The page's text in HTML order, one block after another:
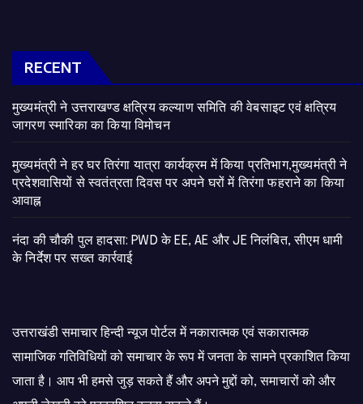
RECENT
मुख्यमंत्री ने उत्तराखण्ड क्षत्रिय कल्याण समिति की वेबसाइट एवं क्षत्रिय
जागरण स्मारिका का किया विमोचन
मुख्यमंत्री ने हर घर तिरंगा यात्रा कार्यक्रम में किया प्रतिभाग,मुख्यमंत्री ने
प्रदेशवासियों से स्वतंत्रता दिवस पर अपने घरों में तिरंगा फहराने का किया
आवाह्न
नंदा की चौकी पुल हादसा: PWD के EE, AE और JE निलंबित, सीएम धामी
के निर्देश पर सख्त कार्रवाई
उत्तराखंडी समाचार हिन्दी न्यूज पोर्टल में नकारात्मक एवं सकारात्मक
सामाजिक गतिविधियों को समाचार के रूप में जनता के सामने प्रकाशित किया
जाता है। आप भी हमसे जुड़ सकते हैं और अपने मुद्दों को, समाचारों को और